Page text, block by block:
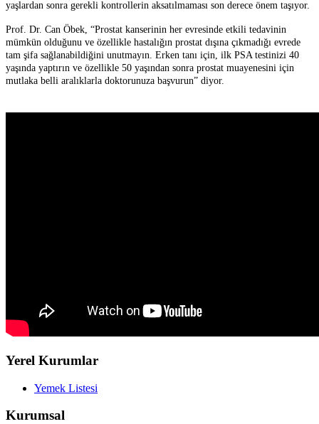
yaşlardan sonra gerekli kontrollerin aksatılmaması son derece önem taşıyor.
Prof. Dr. Can Öbek, “Prostat kanserinin her evresinde etkili tedavinin
mümkün olduğunu ve özellikle hastalığın prostat dışına çıkmadığı evrede
tam şifa sağlanabildiğini unutmayın. Erken tanı için, ilk PSA testinizi 40
yaşında yaptırın ve özellikle 50 yaşından sonra prostat muayenesini için
mutlaka belli aralıklarla doktorunuza başvurun” diyor.
Yerel Kurumlar
Yemek Listesi
Kurumsal